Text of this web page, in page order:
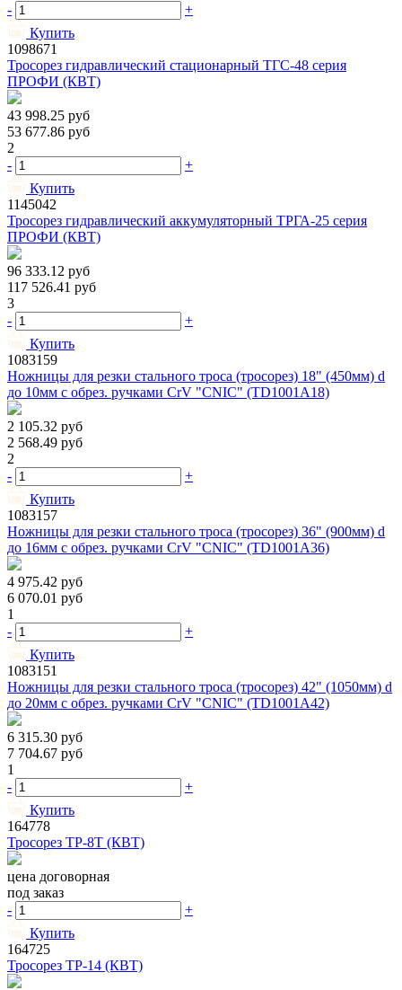
-
+
Купить
1098671
Тросорез гидравлический стационарный ТГС-48 серия
ПРОФИ (КВТ)
43 998.25 руб
53 677.86 руб
2
-
+
Купить
1145042
Тросорез гидравлический аккумуляторный ТРГА-25 серия
ПРОФИ (КВТ)
96 333.12 руб
117 526.41 руб
3
-
+
Купить
1083159
Ножницы для резки стального троса (тросорез) 18" (450мм) d
до 10мм с обрез. ручками CrV "CNIC" (TD1001A18)
2 105.32 руб
2 568.49 руб
2
-
+
Купить
1083157
Ножницы для резки стального троса (тросорез) 36" (900мм) d
до 16мм с обрез. ручками CrV "CNIC" (TD1001A36)
4 975.42 руб
6 070.01 руб
1
-
+
Купить
1083151
Ножницы для резки стального троса (тросорез) 42" (1050мм) d
до 20мм с обрез. ручками CrV "CNIC" (TD1001A42)
6 315.30 руб
7 704.67 руб
1
-
+
Купить
164778
Тросорез ТР-8Т (КВТ)
цена договорная
под заказ
-
+
Купить
164725
Тросорез ТР-14 (КВТ)